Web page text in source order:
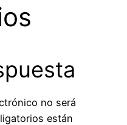
no será
están